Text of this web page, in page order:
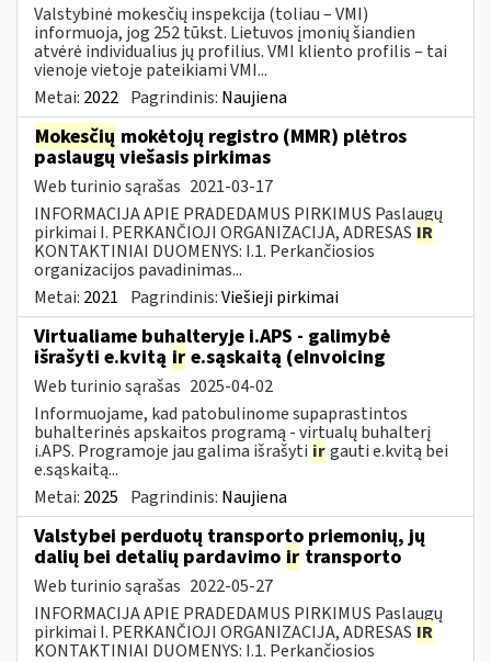
Valstybinė mokesčių inspekcija (toliau – VMI)
informuoja, jog 252 tūkst. Lietuvos įmonių šiandien
atvėrė individualius jų profilius. VMI kliento profilis – tai
vienoje vietoje pateikiami VMI...
Metai: 2022 Pagrindinis: Naujiena
Mokesčių mokėtojų registro (MMR) plėtros
paslaugų viešasis pirkimas
Web turinio sąrašas 2021-03-17
INFORMACIJA APIE PRADEDAMUS PIRKIMUS Paslaugų
pirkimai I. PERKANČIOJI ORGANIZACIJA, ADRESAS IR
KONTAKTINIAI DUOMENYS: I.1. Perkančiosios
organizacijos pavadinimas...
Metai: 2021 Pagrindinis:Viešieji pirkimai
Virtualiame buhalteryje i.APS - galimybė
išrašyti e.kvitą ir e.sąskaitą (eInvoicing
Web turinio sąrašas 2025-04-02
Informuojame, kad patobulinome supaprastintos
buhalterinės apskaitos programą - virtualų buhalterį
i.APS. Programoje jau galima išrašyti irgauti e.kvitą bei
e.sąskaitą...
Metai: 2025 Pagrindinis: Naujiena
Valstybei perduotų transporto priemonių, jų
dalių bei detalių pardavimo ir transporto
Web turinio sąrašas 2022-05-27
INFORMACIJA APIE PRADEDAMUS PIRKIMUS Paslaugų
pirkimai I. PERKANČIOJI ORGANIZACIJA, ADRESAS IR
KONTAKTINIAI DUOMENYS: I.1. Perkančiosios